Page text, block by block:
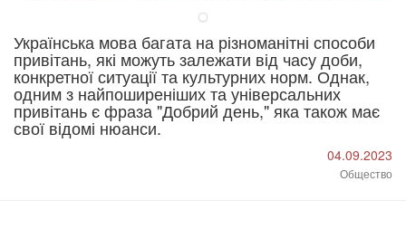
Українська мова багата на різноманітні способи
привітань, які можуть залежати від часу доби,
конкретної ситуації та культурних норм. Однак,
одним з найпоширеніших та універсальних
привітань є фраза "Добрий день," яка також має
свої відомі нюанси.
04.09.2023
Общество